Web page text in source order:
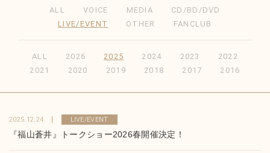
ALL VOICE MEDIA
CD/BD/DVD
LIVE/EVENT
OTHER FANCLUB
ALL 2026 2025 2024 2023
2022
2021
2020 2019 2018 2017 2016
2025.12.24 LIVE/EVENT
『福山蒼井』トークショー2026春開催決定！